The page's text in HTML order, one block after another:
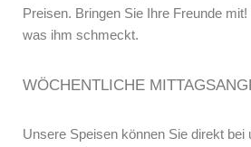
Preisen. Bringen Sie Ihre Freunde
was ihm schmeckt.
WÖCHENTLICHE
Unsere Speisen können Sie direkt bei